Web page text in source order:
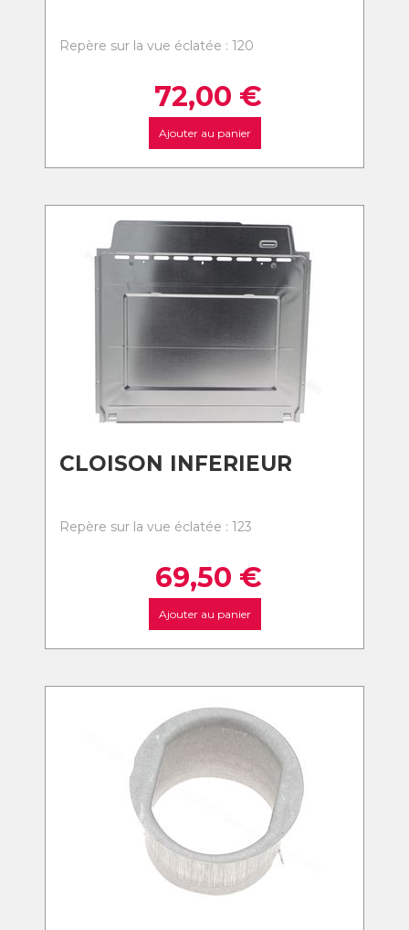
Repère sur la vue éclatée : 120
72,00 €
Ajouter au panier
CLOISON INFERIEUR
Repère sur la vue éclatée : 123
69,50 €
Ajouter au panier